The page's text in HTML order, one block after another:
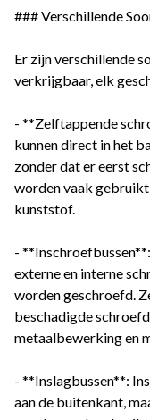
### Verschillende
Er zijn verschillende
verkrijgbaar, elk
- **Zelftappende
kunnen direct in het
zonder dat er eerst
worden vaak
kunststof.
-
externe en interne
worden geschroefd.
beschadigde
metaalbewerking en
- **Inslagbussen**:
aan de buitenkant,